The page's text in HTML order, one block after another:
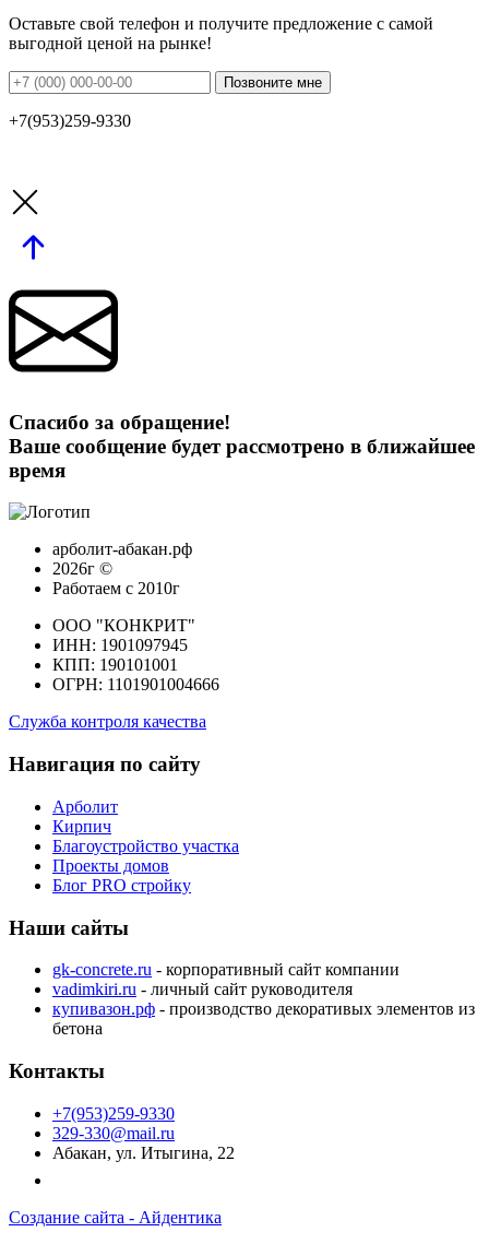
Оставьте свой телефон и получите предложение с самой
выгодной ценой на рынке!
Позвоните мне
+7(953)259-9330
Спасибо за обращение!
Ваше сообщение будет рассмотрено в ближайшее
время
арболит-абакан.рф
2026г ©
Работаем с 2010г
ООО "КОНКРИТ"
ИНН: 1901097945
КПП: 190101001
ОГРН: 1101901004666
Служба контроля качества
Навигация по сайту
Арболит
Кирпич
Благоустройство участка
Проекты домов
Блог PRO стройку
Наши сайты
gk-concrete.ru - корпоративный сайт компании
vadimkiri.ru - личный сайт руководителя
купивазон.рф - производство декоративых элементов из
бетона
Контакты
+7(953)259-9330
329-330@mail.ru
Абакан, ул. Итыгина, 22
Создание сайта - Айдентика